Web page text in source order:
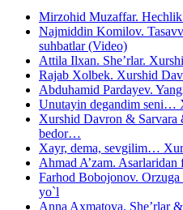
Mirzohid Muzaffar. Hechlik
Najmiddin Komilov.
suhbatlar (Video)
Attila Ilxan. She’rlar.
Rajab Xolbek. Xurshid
Abduhamid Pardayev.
Unutayin degandim seni…
Xurshid Davron &
bedor…
Xayr, dema, sevgilim…
Ahmad A’zam.
Farhod Bobojonov.
yo`l
Anna Axmatova. She’rlar